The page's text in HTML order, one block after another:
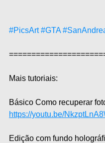
#PicsArt #GTA
Mais tutoriais:
Básico Como recuperar
https://youtu.be/
Edição com fundo